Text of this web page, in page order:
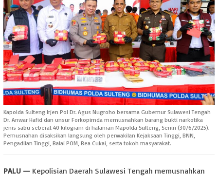
Kapolda Sulteng Irjen Pol Dr. Agus Nugroho bersama Gubernur Sulawesi Tengah
Dr. Anwar Hafid dan unsur Forkopimda memusnahkan barang bukti narkotika
jenis sabu seberat 40 kilogram di halaman Mapolda Sulteng, Senin (30/6/2025).
Pemusnahan disaksikan langsung oleh perwakilan Kejaksaan Tinggi, BNN,
Pengadilan Tinggi, Balai POM, Bea Cukai, serta tokoh masyarakat.
PALU — Kepolisian Daerah Sulawesi Tengah memusnahkan